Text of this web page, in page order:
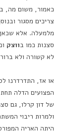
כאמור, משום מה,
צריכים מסגור
מלמעלה. אלא
סצנות כמו בווצק
לא קשורה ולא
או אז, התדרדרנו
הפצועים הדלה
של דון קרלו, גם
ולמרות ריבוי